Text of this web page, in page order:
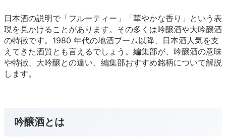
日本酒の説明で「フルーティー」「華やかな香り」という表
現を見かけることがあります。その多くは吟醸酒や大吟醸酒
の特徴です。1980 年代の地酒ブーム以降、日本酒人気を支
えてきた酒質とも言えるでしょう。編集部が、吟醸酒の意味
や特徴、大吟醸との違い、編集部おすすめ銘柄について解説
します。
吟醸酒とは